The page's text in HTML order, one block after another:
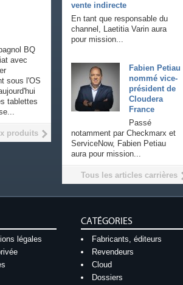
vente indirecte
En tant que responsable du
channel, Laetitia Varin aura
pour mission...
Fabien Petiau
nommé vice-
président de
Cloudera
France
Passé
notamment par Checkmarx et
ServiceNow, Fabien Petiau
aura pour mission...
Tous les articles carrières
BQ
avec
sous l'OS
tablettes
produits
légales
CATÉGORIES
Fabricants, éditeurs
Revendeurs
Cloud
Dossiers